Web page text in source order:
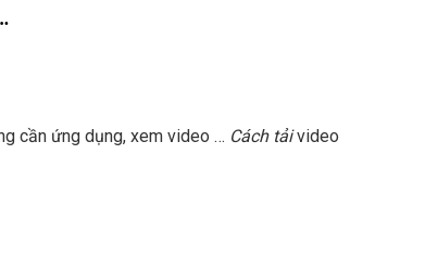
cần ứng dụng, xem video … Cách tảivideo